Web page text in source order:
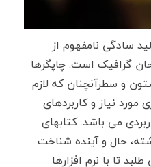
سادگی نامفهوم از
گرافیک است. چاپگرها
و سطرآنچنان که لازم
نیاز و کاربردهای
می باشد. کتابهای
حال و آینده شناخت
تا با نرم افزارها